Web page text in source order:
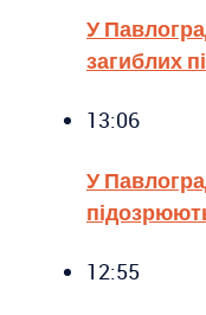
У
загиблих
13:06
У
12:55